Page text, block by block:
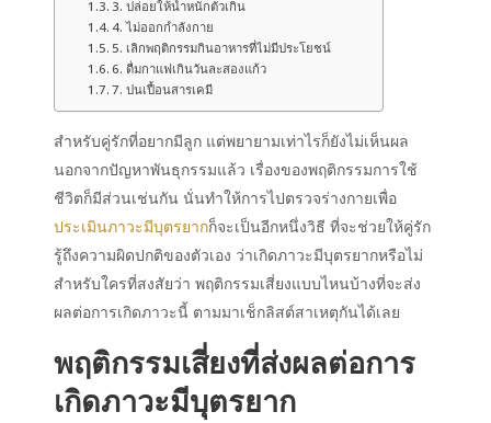
3. ปล่อยให้น้ำหนักตัวเกิน
4. ไม่ออกกำลังกาย
5. เลิกพฤติกรรมกินอาหารที่ไม่มีประโยชน์
6. ดื่มกาแฟเกินวันละสองแก้ว
7. ปนเปื้อนสารเคมี
สำหรับคู่รักที่อยากมีลูก แต่พยายามเท่าไรก็ยังไม่เห็นผล
นอกจากปัญหาพันธุกรรมแล้ว เรื่องของพฤติกรรมการใช้
ชีวิตก็มีส่วนเช่นกัน นั่นทำให้การไปตรวจร่างกายเพื่อ
ประเมินภาวะมีบุตรยากก็จะเป็นอีกหนึ่งวิธี ที่จะช่วยให้คู่รัก
รู้ถึงความผิดปกติของตัวเอง ว่าเกิดภาวะมีบุตรยากหรือไม่
สำหรับใครที่สงสัยว่า พฤติกรรมเสี่ยงแบบไหนบ้างที่จะส่ง
ผลต่อการเกิดภาวะนี้ ตามมาเช็กลิสต์สาเหตุกันได้เลย
พฤติกรรมเสี่ยงที่ส่งผลต่อการ
เกิดภาวะมีบุตรยาก